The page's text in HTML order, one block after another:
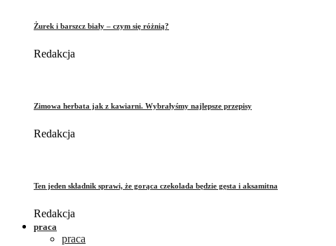
Żurek i barszcz biały – czym się różnią?
Redakcja
Zimowa herbata jak z kawiarni. Wybrałyśmy najlepsze przepisy
Redakcja
Ten jeden składnik sprawi, że gorąca czekolada będzie gęsta i aksamitna
Redakcja
praca
praca